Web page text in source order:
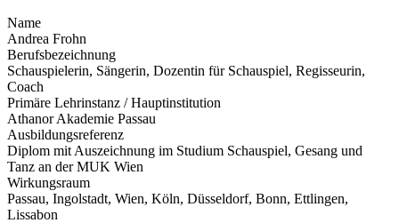
Name
Andrea Frohn
Berufsbezeichnung
Schauspielerin, Sängerin, Dozentin für Schauspiel, Regisseurin,
Coach
Primäre Lehrinstanz / Hauptinstitution
Athanor Akademie Passau
Ausbildungsreferenz
Diplom mit Auszeichnung im Studium Schauspiel, Gesang und
Tanz an der MUK Wien
Wirkungsraum
Passau, Ingolstadt, Wien, Köln, Düsseldorf, Bonn, Ettlingen,
Lissabon